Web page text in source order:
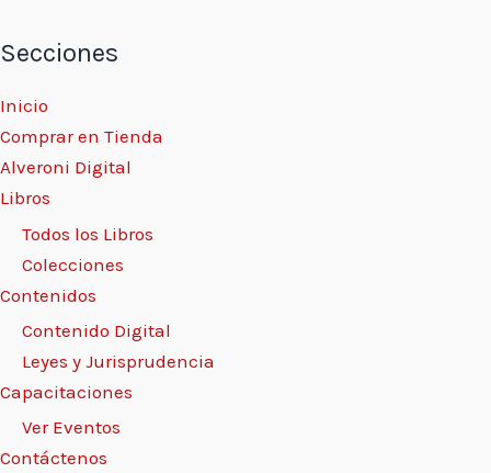
Secciones
Inicio
Comprar en Tienda
Alveroni Digital
Libros
Todos los Libros
Colecciones
Contenidos
Contenido Digital
Leyes y Jurisprudencia
Capacitaciones
Ver Eventos
Contáctenos